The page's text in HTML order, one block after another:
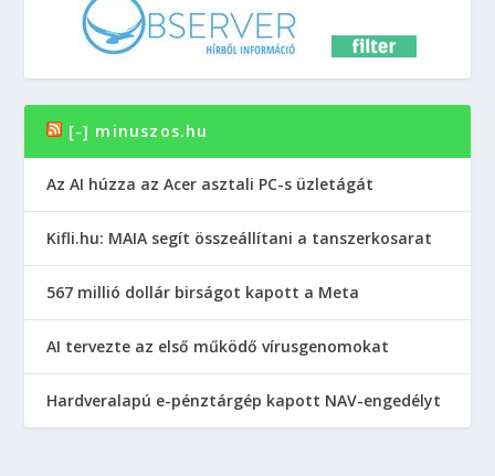
[-] minuszos.hu
Az AI húzza az Acer asztali PC-s üzletágát
Kifli.hu: MAIA segít összeállítani a tanszerkosarat
567 millió dollár birságot kapott a Meta
AI tervezte az első működő vírusgenomokat
Hardveralapú e-pénztárgép kapott NAV-engedélyt